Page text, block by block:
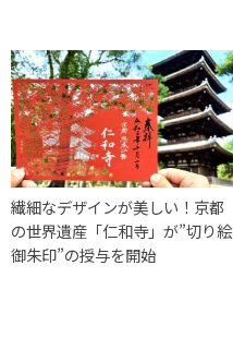
繊細なデザインが美しい！京都
の世界遺産「仁和寺」が”切り絵
御朱印”の授与を開始